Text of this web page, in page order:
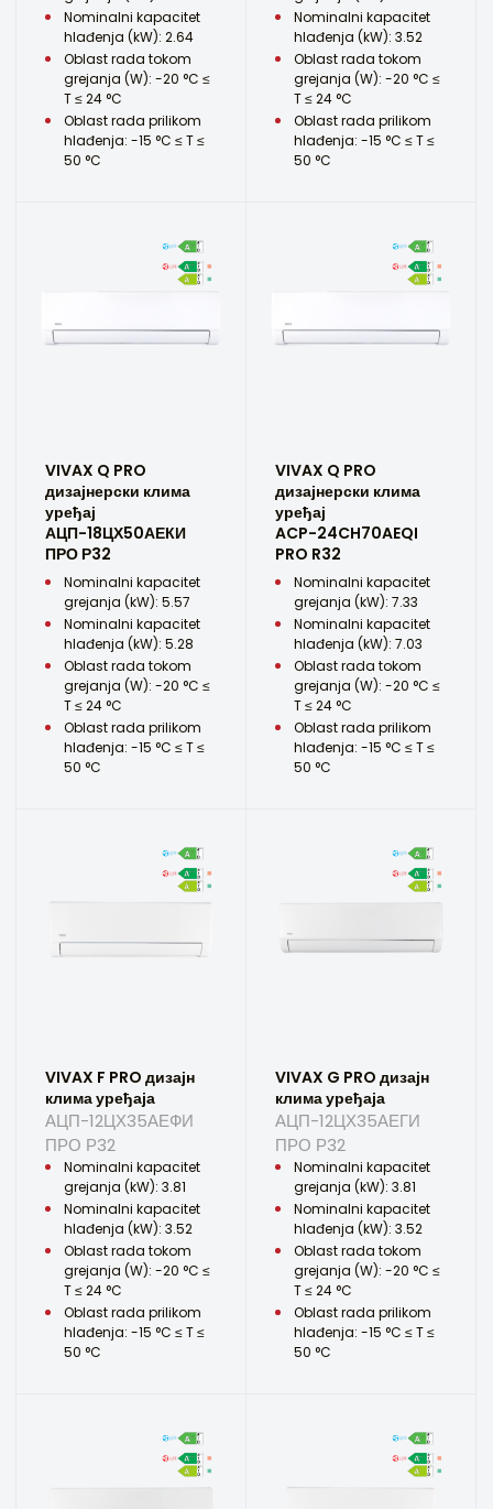
Nominalni kapacitet
hlađenja (kW): 2.64
Oblast rada tokom
grejanja (W): -20 °C ≤
T ≤ 24 °C
Oblast rada prilikom
hlađenja: -15 °C ≤ T ≤
50 °C
Nominalni kapacitet
hlađenja (kW): 3.52
Oblast rada tokom
grejanja (W): -20 °C ≤
T ≤ 24 °C
Oblast rada prilikom
hlađenja: -15 °C ≤ T ≤
50 °C
VIVAX Q PRO
дизајнерски клима
уређај
АЦП-18ЦХ50АЕКИ
ПРО Р32
Nominalni kapacitet
grejanja (kW): 5.57
Nominalni kapacitet
hlađenja (kW): 5.28
Oblast rada tokom
grejanja (W): -20 °C ≤
T ≤ 24 °C
Oblast rada prilikom
hlađenja: -15 °C ≤ T ≤
50 °C
VIVAX Q PRO
дизајнерски клима
уређај
ACP-24CH70AEQI
PRO R32
Nominalni kapacitet
grejanja (kW): 7.33
Nominalni kapacitet
hlađenja (kW): 7.03
Oblast rada tokom
grejanja (W): -20 °C ≤
T ≤ 24 °C
Oblast rada prilikom
hlađenja: -15 °C ≤ T ≤
50 °C
VIVAX F PRO дизајн
клима уређаја
АЦП-12ЦХ35АЕФИ
ПРО Р32
Nominalni kapacitet
grejanja (kW): 3.81
Nominalni kapacitet
hlađenja (kW): 3.52
Oblast rada tokom
grejanja (W): -20 °C ≤
T ≤ 24 °C
Oblast rada prilikom
hlađenja: -15 °C ≤ T ≤
50 °C
VIVAX G PRO дизајн
клима уређаја
АЦП-12ЦХ35АЕГИ
ПРО Р32
Nominalni kapacitet
grejanja (kW): 3.81
Nominalni kapacitet
hlađenja (kW): 3.52
Oblast rada tokom
grejanja (W): -20 °C ≤
T ≤ 24 °C
Oblast rada prilikom
hlađenja: -15 °C ≤ T ≤
50 °C